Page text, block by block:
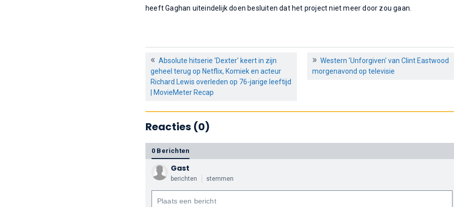
heeft Gaghan uiteindelijk doen besluiten dat het project niet meer door zou gaan.
Absolute hitserie 'Dexter' keert in zijn
geheel terug op Netflix, Komiek en acteur
Richard Lewis overleden op 76-jarige leeftijd
| MovieMeter Recap
Western 'Unforgiven' van Clint Eastwood
morgenavond op televisie
Reacties (0)
0 Berichten
Gast
berichten stemmen